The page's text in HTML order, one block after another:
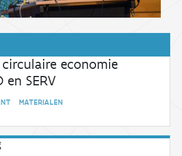
economie
en SERV
MATERIALEN